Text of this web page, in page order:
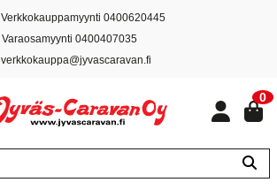
Verkkokauppamyynti 0400620445
Varaosamyynti 0400407035
verkkokauppa@jyvascaravan.fi
0